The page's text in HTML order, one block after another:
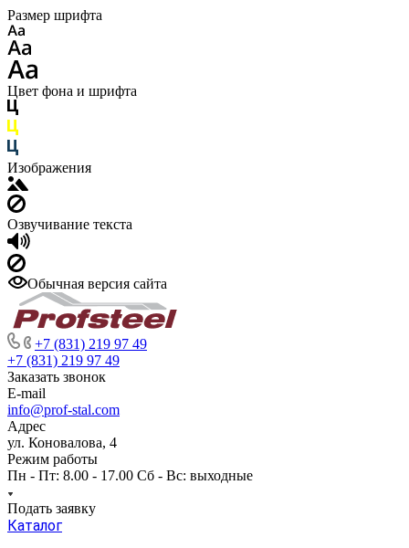
Размер шрифта
Цвет фона и шрифта
Изображения
Озвучивание текста
Обычная версия сайта
+7 (831) 219 97 49
+7 (831) 219 97 49
Заказать звонок
E-mail
info@prof-stal.com
Адрес
ул. Коновалова, 4
Режим работы
Пн - Пт: 8.00 - 17.00 Сб - Вс: выходные
Подать заявку
Каталог